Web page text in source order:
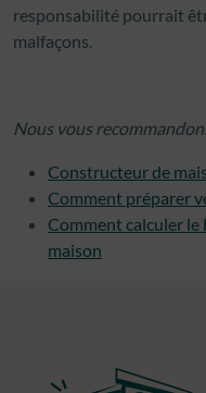
responsabilité pourrait
malfaçons.
Nous vous
Constructeur de
Comment préparer
Comment calculer
maison